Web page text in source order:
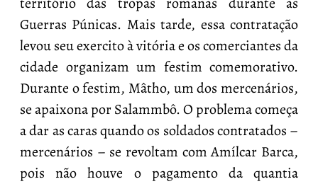
Guerras Púnicas. Mais tarde, essa contratação
levou seu exercito à vitória e os comerciantes da
cidade organizam um festim comemorativo.
Durante o festim, Mâtho, um dos mercenários,
se apaixona por Salammbô. O problema começa
a dar as caras quando os soldados contratados –
mercenários – se revoltam com Amílcar Barca,
pois não houve o pagamento da quantia